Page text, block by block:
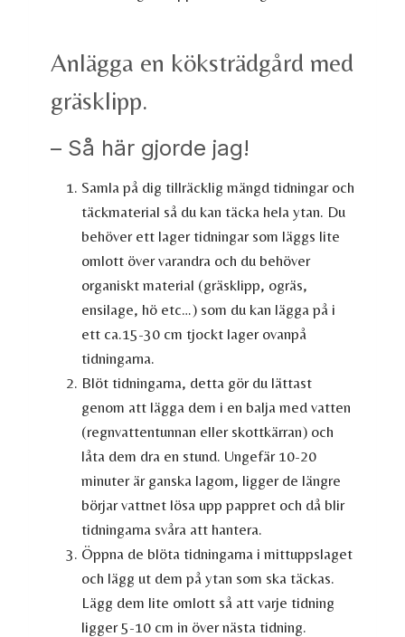
Anlägga en köksträdgård med
gräsklipp.
– Så här gjorde jag!
Samla på dig tillräcklig mängd tidningar och
täckmaterial så du kan täcka hela ytan. Du
behöver ett lager tidningar som läggs lite
omlott över varandra och du behöver
organiskt material (gräsklipp, ogräs,
ensilage, hö etc…) som du kan lägga på i
ett ca.15-30 cm tjockt lager ovanpå
tidningarna.
Blöt tidningarna, detta gör du lättast
genom att lägga dem i en balja med vatten
(regnvattentunnan eller skottkärran) och
låta dem dra en stund. Ungefär 10-20
minuter är ganska lagom, ligger de längre
börjar vattnet lösa upp pappret och då blir
tidningarna svåra att hantera.
Öppna de blöta tidningarna i mittuppslaget
och lägg ut dem på ytan som ska täckas.
Lägg dem lite omlott så att varje tidning
ligger 5-10 cm in över nästa tidning.